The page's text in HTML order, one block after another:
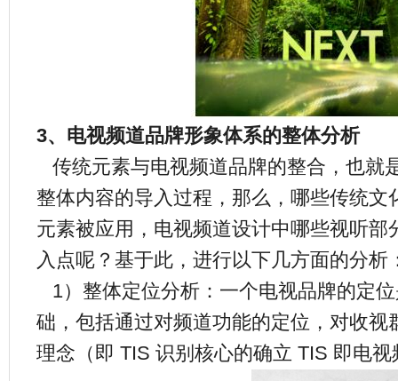
3、电视频道品牌形象体系的整体分析
传统元素与电视频道品牌的整合，也就
整体内容的导入过程，那么，哪些传统文
元素被应用，电视频道设计中哪些视听部
入点呢？基于此，进行以下几方面的分析
1）整体定位分析：一个电视品牌的定
础，包括通过对频道功能的定位，对收视
理念（即 TIS 识别核心的确立 TIS 即电